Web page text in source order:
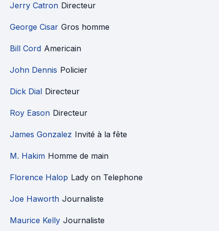
Jerry Catron Directeur
George Cisar Gros homme
Bill Cord Americain
John Dennis Policier
Dick Dial Directeur
Roy Eason Directeur
James Gonzalez Invité à la fête
M. Hakim Homme de main
Florence Halop Lady on Telephone
Joe Haworth Journaliste
Maurice Kelly Journaliste